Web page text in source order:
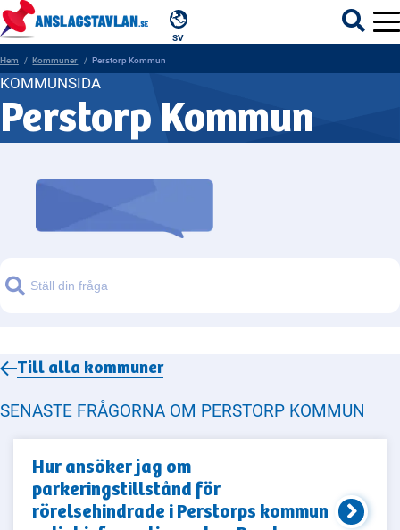
SV
ÄMNEN
REGIONER
Hem Kommuner Perstorp Kommun
KOMMUNSIDA
Perstorp Kommun
Sök
Till alla kommuner
SENASTE FRÅGORNA OM PERSTORP KOMMUN
Hur ansöker jag om
parkeringstillstånd för
rörelsehindrade i Perstorps kommun